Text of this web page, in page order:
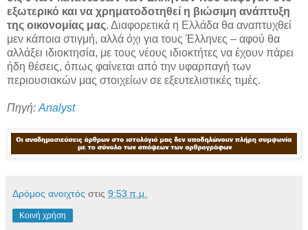
εξωτερικό και να χρηματοδοτηθεί η βιώσιμη ανάπτυξη
της οικονομίας μας. Διαφορετικά η Ελλάδα θα αναπτυχθεί
μεν κάποια στιγμή, αλλά όχι για τους Έλληνες – αφού θα
αλλάξει ιδιοκτησία, με τους νέους ιδιοκτήτες να έχουν πάρει
ήδη θέσεις, όπως φαίνεται από την υφαρπαγή των
περιουσιακών μας στοιχείων σε εξευτελιστικές τιμές.
Πηγή: Analyst
Δρόμος ανοιχτός στις 9:53 π.μ.
Κοινή χρήση